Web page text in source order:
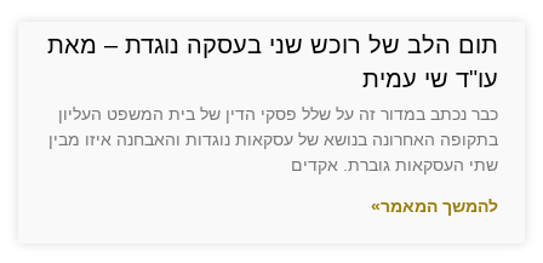
remove_circle_outline הקטנת גופן
add_circle_outline הגדלת גופן
spellcheck גופן קריא
brightness_high ניגודיות בהירה
brightness_low ניגודיות כהה
תום הלב של רוכש שני בעסקה נוגדת – מאת
עו"ד שי עמית
כבר נכתב במדור זה על שלל פסקי הדין של בית המשפט העליון
בתקופה האחרונה בנושא של עסקאות נוגדות והאבחנה איזו מבין
שתי העסקאות גוברת. אקדים
להמשך המאמר»